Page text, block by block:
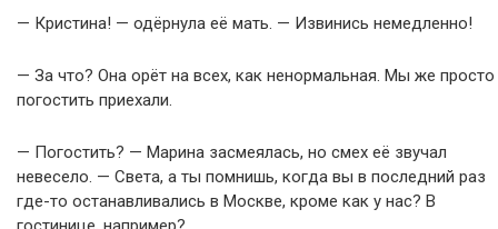
— Кристина! — одёрнула её мать. — Извинись немедленно!
— За что? Она орёт на всех, как ненормальная. Мы же просто
погостить приехали.
— Погостить? — Марина засмеялась, но смех её звучал
невесело. — Света, а ты помнишь, когда вы в последний раз
где-то останавливались в Москве, кроме как у нас? В